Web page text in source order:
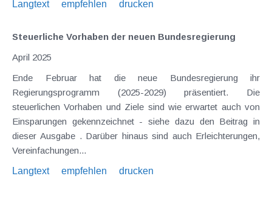
Langtext
empfehlen drucken
Steuerliche Vorhaben der neuen Bundesregierung
April 2025
Ende Februar hat die neue Bundesregierung ihr
Regierungsprogramm (2025-2029) präsentiert. Die
steuerlichen Vorhaben und Ziele sind wie erwartet auch von
Einsparungen gekennzeichnet - siehe dazu den Beitrag in
dieser Ausgabe . Darüber hinaus sind auch Erleichterungen,
Vereinfachungen...
Langtext
empfehlen drucken